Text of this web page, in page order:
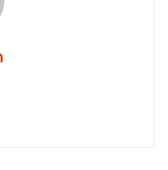
lalu.
perangkat desa